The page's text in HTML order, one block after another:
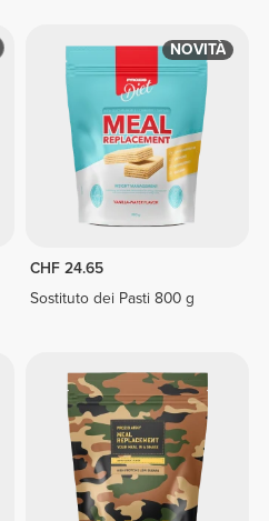
NOVITÀ
CHF 24.65
Sostituto dei Pasti 800 g